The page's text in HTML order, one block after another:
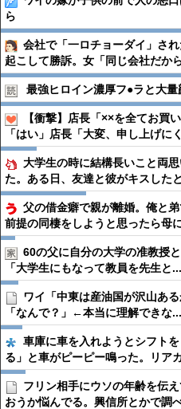
ら
会社で「一ロチョーダイ」さ
起こして勝訴。女「同じ会社だか
最強ヒロイン濃厚フ●︎ラと大
【衝撃】店長「××を全てお買
「はい」店長「大変、申し上げに
大学生の時に結構長いこと両
た。ある日、友達と彼がキスした
父の借金癖で親が離婚。俺と
前提の同棲をしようと思ったら母
60の父に自分の大学の准教授
「大学生にもなって教員を先生と...
ワイ「中東は産油国が沢山あ
「なんで？」←本当に理解できな...
車庫に車を入れようとシフト
る」と車がピーピー鳴った。リア
フリン相手にウソの年齢を伝
おうか悩んでる。興信所とかで調